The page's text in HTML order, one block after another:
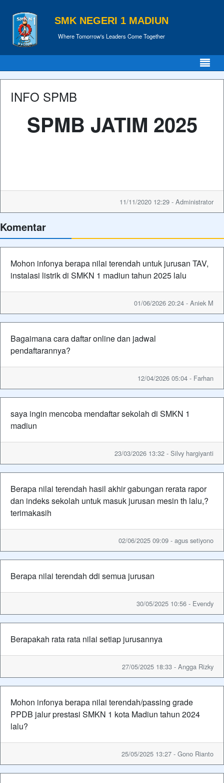
SMK NEGERI 1 MADIUN
Where Tomorrow's Leaders Come Together
INFO SPMB
SPMB JATIM 2025
11/11/2020 12:29 - Administrator
Komentar
Mohon infonya berapa nilai terendah untuk jurusan TAV,
instalasi listrik di SMKN 1 madiun tahun 2025 lalu
01/06/2026 20:24 - Aniek M
Bagaimana cara daftar online dan jadwal
pendaftarannya?
12/04/2026 05:04 - Farhan
saya ingin mencoba mendaftar sekolah di SMKN 1
madiun
23/03/2026 13:32 - Silvy hargiyanti
Berapa nilai terendah hasil akhir gabungan rerata rapor
dan indeks sekolah untuk masuk jurusan mesin th lalu,?
terimakasih
02/06/2025 09:09 - agus setiyono
Berapa nilai terendah ddi semua jurusan
30/05/2025 10:56 - Evendy
Berapakah rata rata nilai setiap jurusannya
27/05/2025 18:33 - Angga Rizky
Mohon infonya berapa nilai terendah/passing grade
PPDB jalur prestasi SMKN 1 kota Madiun tahun 2024
lalu?
25/05/2025 13:27 - Gono Rianto